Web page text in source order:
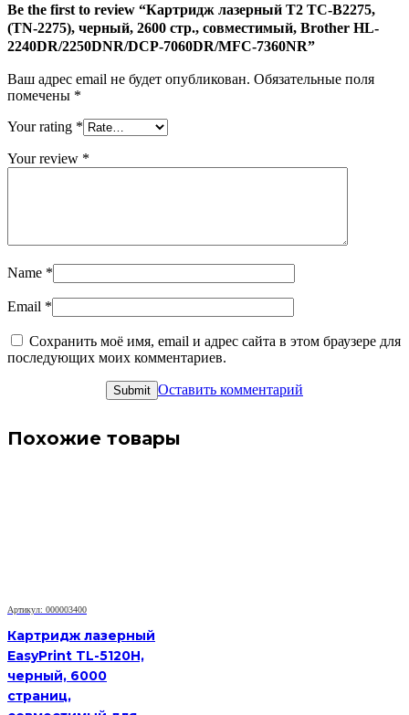
совместимый,
Brother
HL-
7060DR/MFC-
7360NR
Be the first to review “Картридж лазерный T2 TC-B2275,
(TN-2275), черный, 2600 стр., совместимый, Brother HL-
2240DR/2250DNR/DCP-7060DR/MFC-7360NR”
Ваш адрес email не будет опубликован. Обязательные поля
помечены *
Your rating *
Your review *
Name *
Email *
Сохранить моё имя, email и адрес сайта в этом браузере для
последующих моих комментариев.
Оставить комментарий
Похожие товары
Артикул: 000003400
Картридж лазерный
EasyPrint TL-5120H,
черный, 6000
страниц,